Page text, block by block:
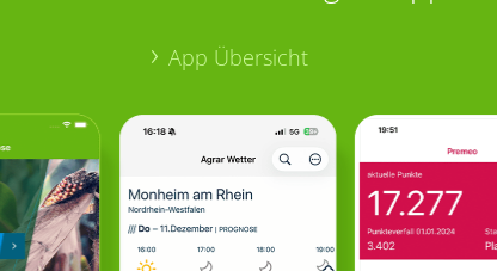
App Übersicht